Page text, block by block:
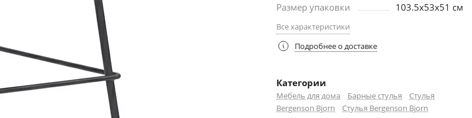
Размер упаковки
103.5х53х51 см
Все характеристики
Подробнее о доставке
Категории
Мебель для дома Барные стулья
Стулья
Bergenson Bjorn
Стулья Bergenson Bjorn